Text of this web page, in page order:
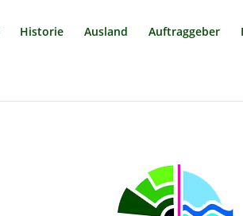
Historie Ausland Auftraggeber